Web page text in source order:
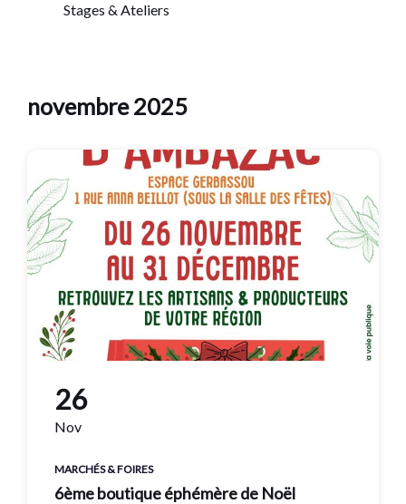
Stages & Ateliers
novembre 2025
26
Nov
MARCHÉS & FOIRES
6ème boutique éphémère de Noël